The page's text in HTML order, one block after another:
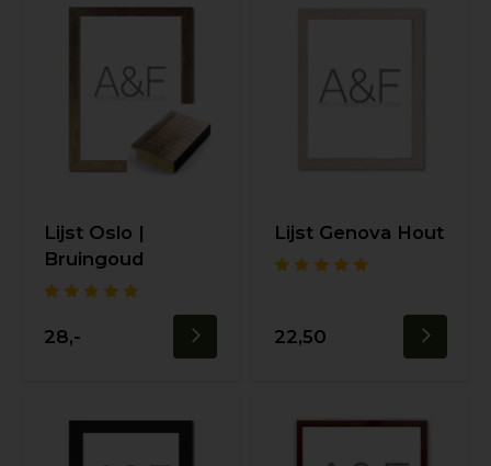
Lijst Oslo |
Bruingoud
28,-
Lijst Genova Hout
22,50